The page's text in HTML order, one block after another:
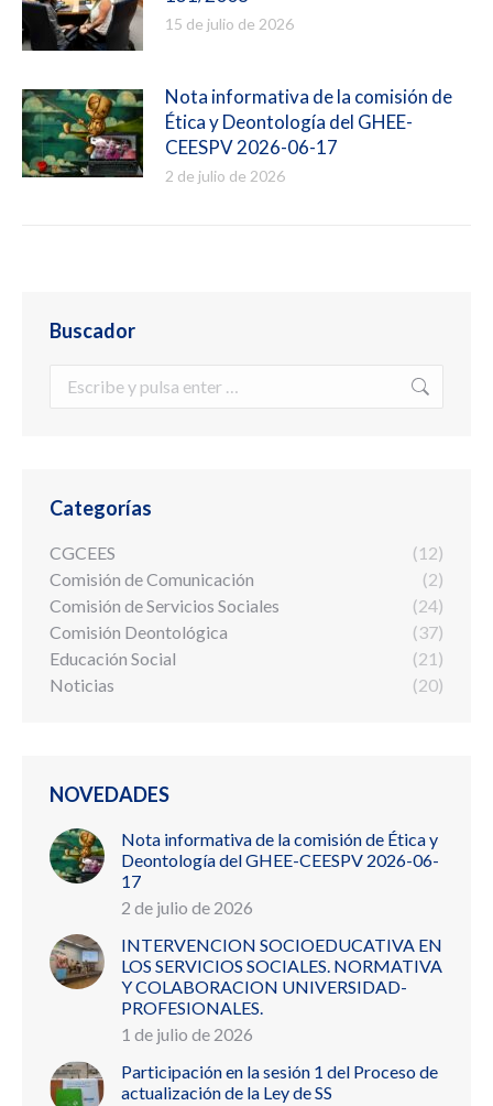
15 de julio de 2026
Nota informativa de la comisión de
Ética y Deontología del GHEE-
CEESPV 2026-06-17
2 de julio de 2026
Buscador
Categorías
CGCEES
(12)
Comisión de Comunicación
(2)
Comisión de Servicios Sociales
(24)
Comisión Deontológica
(37)
Educación Social
(21)
Noticias
(20)
NOVEDADES
Nota informativa de la comisión de Ética y
Deontología del GHEE-CEESPV 2026-06-
17
2 de julio de 2026
INTERVENCION SOCIOEDUCATIVA EN
LOS SERVICIOS SOCIALES. NORMATIVA
Y COLABORACION UNIVERSIDAD-
PROFESIONALES.
1 de julio de 2026
Participación en la sesión 1 del Proceso de
actualización de la Ley de SS